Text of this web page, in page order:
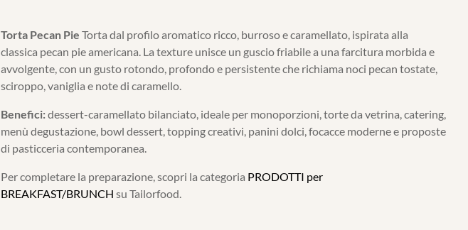
Torta Pecan Pie Torta dal profilo aromatico ricco, burroso e caramellato, ispirata alla
classica pecan pie americana. La texture unisce un guscio friabile a una farcitura morbida e
avvolgente, con un gusto rotondo, profondo e persistente che richiama noci pecan tostate,
sciroppo, vaniglia e note di caramello.
Benefici:dessert-caramellato bilanciato, ideale per monoporzioni, torte da vetrina, catering,
menù degustazione, bowl dessert, topping creativi, panini dolci, focacce moderne e proposte
di pasticceria contemporanea.
Per completare la preparazione, scopri la categoria PRODOTTI per
BREAKFAST/BRUNCH su Tailorfood.